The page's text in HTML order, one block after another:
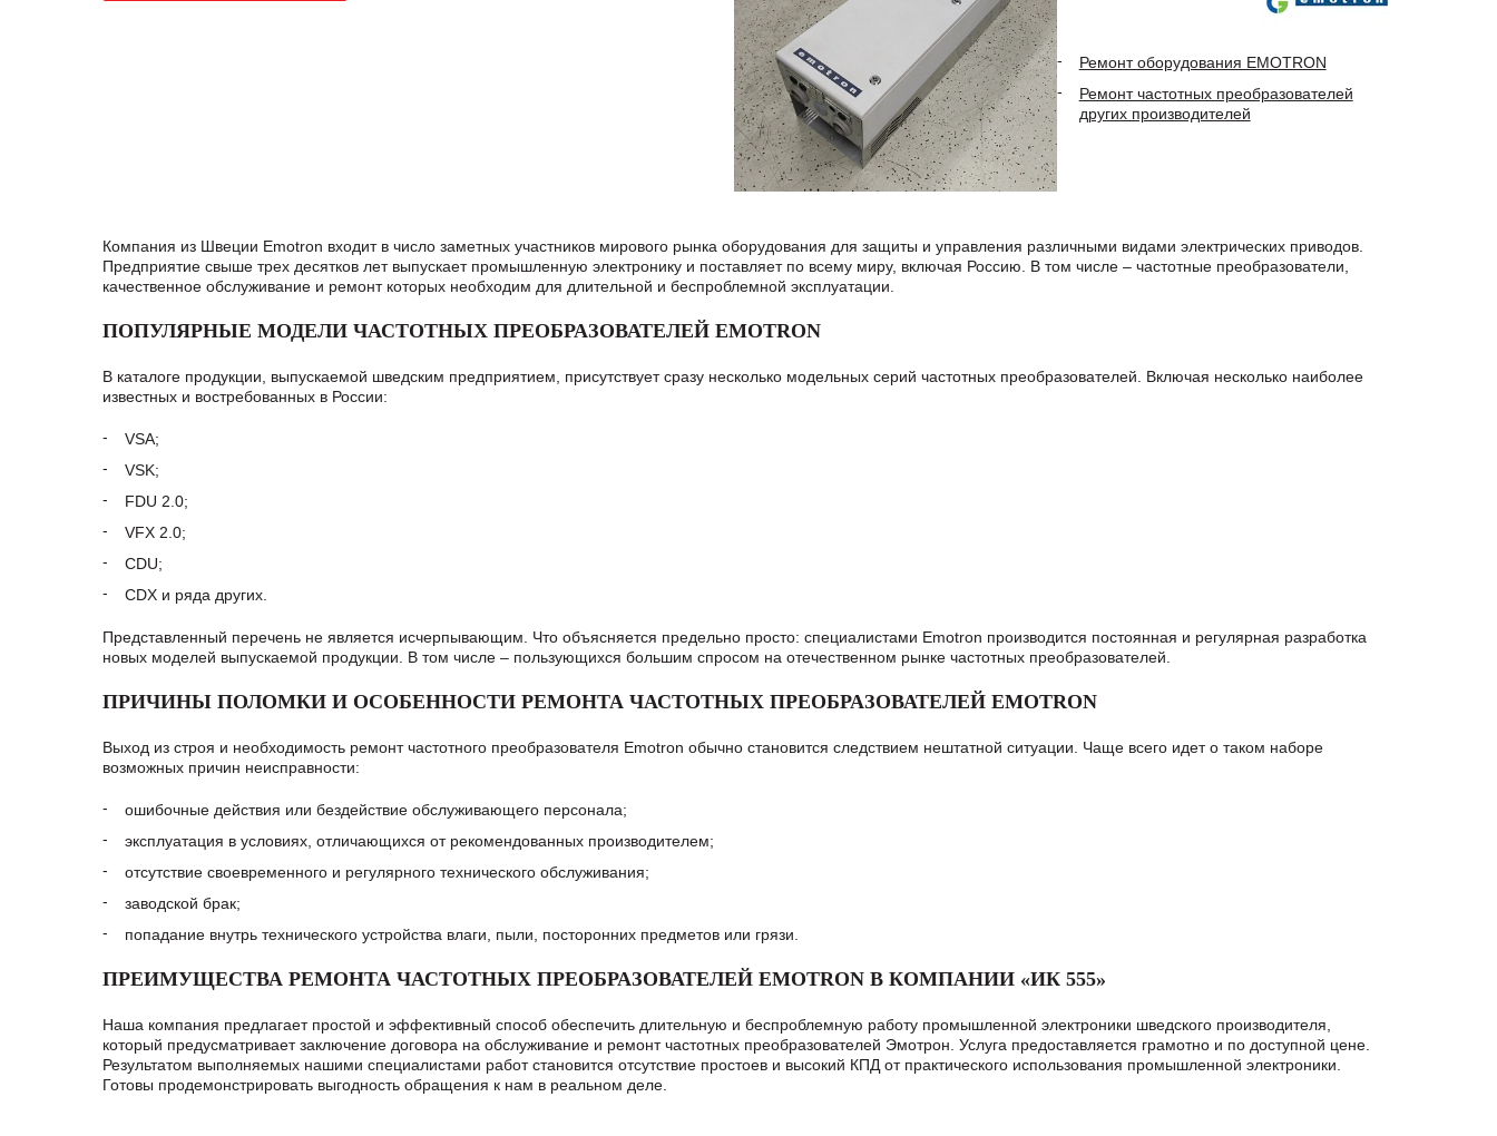
Ремонт оборудования EMOTRON
Ремонт частотных преобразователей
других производителей
Компания из Швеции Emotron входит в число заметных участников мирового рынка оборудования для защиты и управления различными видами электрических приводов.
Предприятие свыше трех десятков лет выпускает промышленную электронику и поставляет по всему миру, включая Россию. В том числе – частотные преобразователи,
качественное обслуживание и ремонт которых необходим для длительной и беспроблемной эксплуатации.
ПОПУЛЯРНЫЕ МОДЕЛИ ЧАСТОТНЫХ ПРЕОБРАЗОВАТЕЛЕЙ EMOTRON
В каталоге продукции, выпускаемой шведским предприятием, присутствует сразу несколько модельных серий частотных преобразователей. Включая несколько наиболее
известных и востребованных в России:
VSA;
VSK;
FDU 2.0;
VFX 2.0;
CDU;
CDX и ряда других.
Представленный перечень не является исчерпывающим. Что объясняется предельно просто: специалистами Emotron производится постоянная и регулярная разработка
новых моделей выпускаемой продукции. В том числе – пользующихся большим спросом на отечественном рынке частотных преобразователей.
ПРИЧИНЫ ПОЛОМКИ И ОСОБЕННОСТИ РЕМОНТА ЧАСТОТНЫХ ПРЕОБРАЗОВАТЕЛЕЙ EMOTRON
Выход из строя и необходимость ремонт частотного преобразователя Emotron обычно становится следствием нештатной ситуации. Чаще всего идет о таком наборе
возможных причин неисправности:
ошибочные действия или бездействие обслуживающего персонала;
эксплуатация в условиях, отличающихся от рекомендованных производителем;
отсутствие своевременного и регулярного технического обслуживания;
заводской брак;
попадание внутрь технического устройства влаги, пыли, посторонних предметов или грязи.
ПРЕИМУЩЕСТВА РЕМОНТА ЧАСТОТНЫХ ПРЕОБРАЗОВАТЕЛЕЙ EMOTRON В КОМПАНИИ «ИК 555»
Наша компания предлагает простой и эффективный способ обеспечить длительную и беспроблемную работу промышленной электроники шведского производителя,
который предусматривает заключение договора на обслуживание и ремонт частотных преобразователей Эмотрон. Услуга предоставляется грамотно и по доступной цене.
Результатом выполняемых нашими специалистами работ становится отсутствие простоев и высокий КПД от практического использования промышленной электроники.
Готовы продемонстрировать выгодность обращения к нам в реальном деле.